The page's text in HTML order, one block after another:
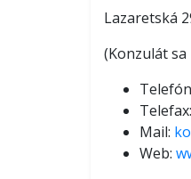
Lazaretská
(Konzulát
Mail:
Web: